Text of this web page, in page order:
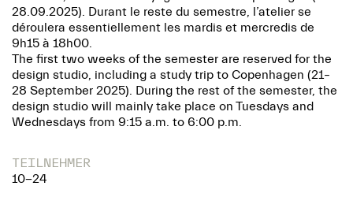
28.09.2025). Durant le reste du semestre, l’atelier se
déroulera essentiellement les mardis et mercredis de
9h15 à 18h00.
The first two weeks of the semester are reserved for the
design studio, including a study trip to Copenhagen (21–
28 September 2025). During the rest of the semester, the
design studio will mainly take place on Tuesdays and
Wednesdays from 9:15 a.m. to 6:00 p.m.
TEILNEHMER
10-24